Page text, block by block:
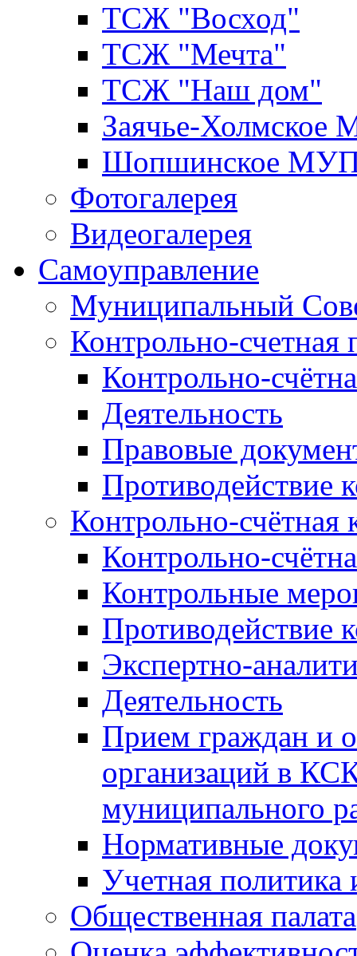
ТСЖ "Восход"
ТСЖ "Мечта"
ТСЖ "Наш дом"
Заячье-
Шопшинское
Фотогалерея
Видеогалерея
Самоуправление
Муниципальный
Контрольно-счетная
Контрольно-
Деятельность
Правовые
Противодействие
Контрольно-счётная
Контрольно-
Контрольные
Противодействие
Экспертно-
Деятельность
Прием граждан и
организаций в
муниципального
Нормативные
Учетная политика
Общественная палата